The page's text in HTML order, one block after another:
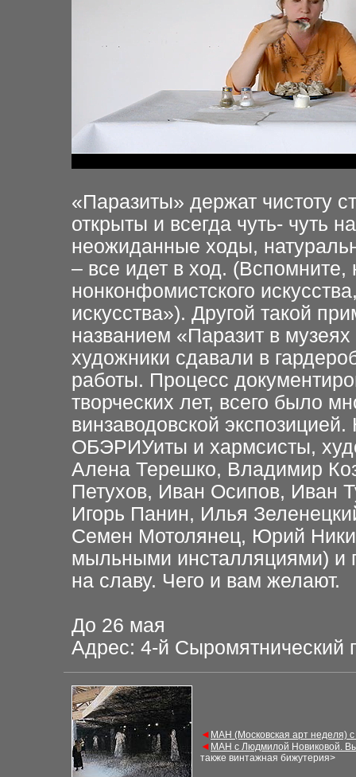
«Паразиты» держат чистоту
открыты и всегда чуть- чуть
неожиданные ходы,
– все идет в ход.
нонконфомистского
искусства»). Другой такой
названием «Паразит в
художники сдавали в
работы. Процесс
творческих лет, всего было
винзаводовской
ОБЭРИУиты и хармсисты,
Алена Терешко, Владимир
Петухов, Иван Осипов, Иван
Игорь Панин, Илья
Семен Мотолянец, Юрий
мыльными инсталляциями) и
на славу. Чего и вам желают.
До 26 мая
Адрес: 4-й Сыромятнический
◄ МАН (Московская арт неделя)
◄ МАН с Людмилой Новиковой.
также винтажная бижутерия>